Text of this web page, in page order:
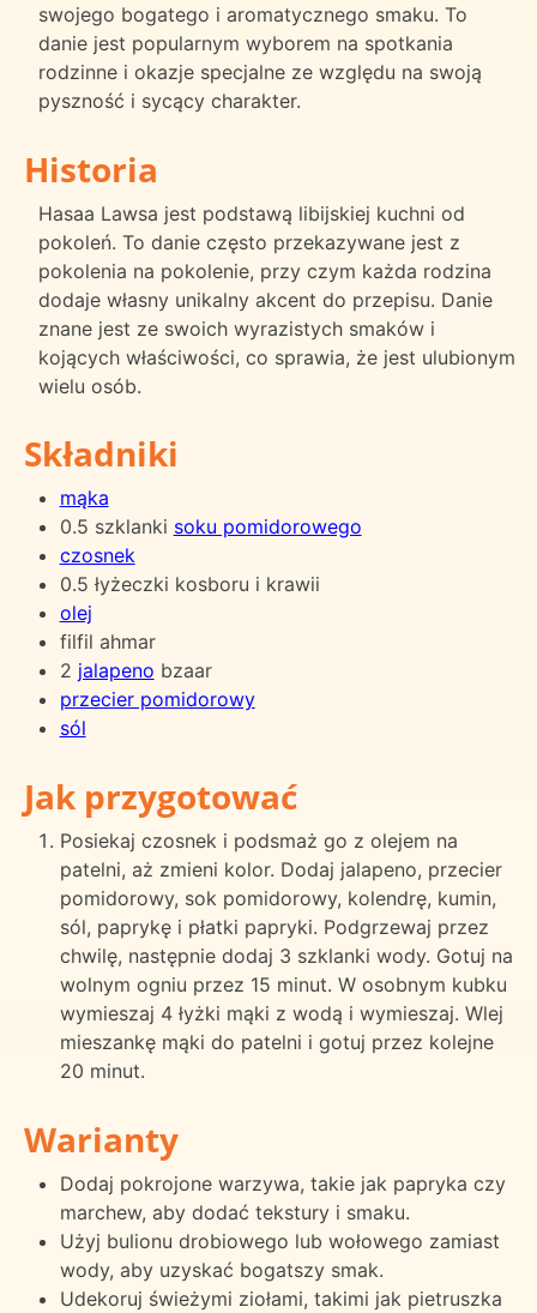
swojego bogatego i aromatycznego smaku. To
danie jest popularnym wyborem na spotkania
rodzinne i okazje specjalne ze względu na swoją
pyszność i sycący charakter.
Historia
Hasaa Lawsa jest podstawą libijskiej kuchni od
pokoleń. To danie często przekazywane jest z
pokolenia na pokolenie, przy czym każda rodzina
dodaje własny unikalny akcent do przepisu. Danie
znane jest ze swoich wyrazistych smaków i
kojących właściwości, co sprawia, że jest ulubionym
wielu osób.
Składniki
mąka
0.5 szklanki soku pomidorowego
czosnek
0.5 łyżeczki kosboru i krawii
olej
filfil ahmar
2 jalapeno bzaar
przecier pomidorowy
sól
Jak przygotować
Posiekaj czosnek i podsmaż go z olejem na
patelni, aż zmieni kolor. Dodaj jalapeno, przecier
pomidorowy, sok pomidorowy, kolendrę, kumin,
sól, paprykę i płatki papryki. Podgrzewaj przez
chwilę, następnie dodaj 3 szklanki wody. Gotuj na
wolnym ogniu przez 15 minut. W osobnym kubku
wymieszaj 4 łyżki mąki z wodą i wymieszaj. Wlej
mieszankę mąki do patelni i gotuj przez kolejne
20 minut.
Warianty
Dodaj pokrojone warzywa, takie jak papryka czy
marchew, aby dodać tekstury i smaku.
Użyj bulionu drobiowego lub wołowego zamiast
wody, aby uzyskać bogatszy smak.
Udekoruj świeżymi ziołami, takimi jak pietruszka